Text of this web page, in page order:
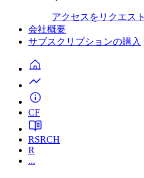
アクセスをリクエスト
会社概要
サブスクリプションの購入
CF
RSRCH
R
...